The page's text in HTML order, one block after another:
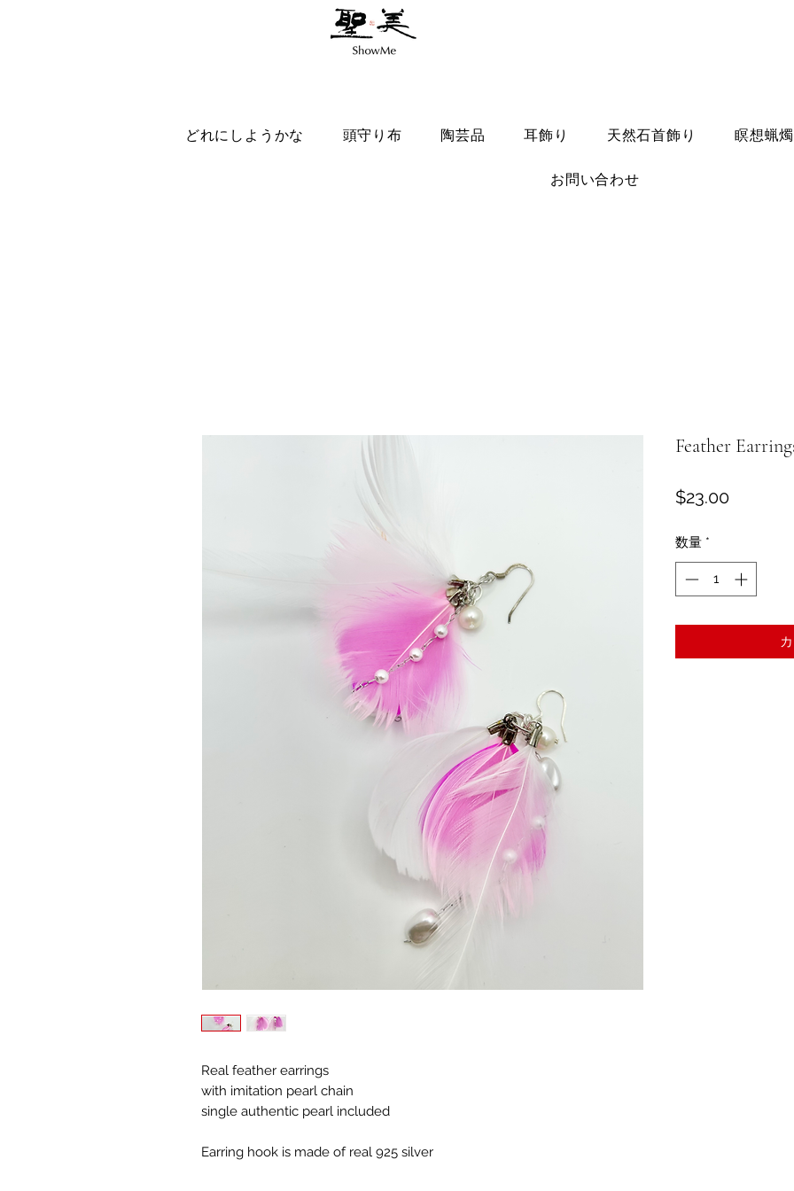
どれにしようかな 頭守り布 陶芸品 耳飾り 天然石首飾り 瞑想蝋燭
お問い合わせ
Real feather earrings
with imitation pearl chain
single authentic pearl included
Earring hook is made of real 925 silver
Feather
$23.00価
数量 *